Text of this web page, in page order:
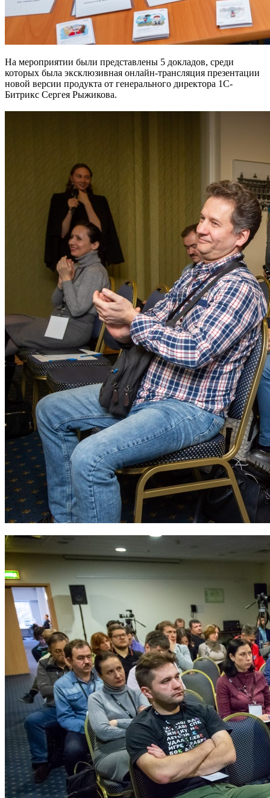
На мероприятии были представлены 5 докладов, среди
которых была эксклюзивная онлайн-трансляция презентации
новой версии продукта от генерального директора 1С-
Битрикс Сергея Рыжикова.